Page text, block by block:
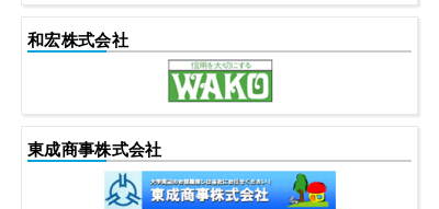
和宏株式会社
東成商事株式会社